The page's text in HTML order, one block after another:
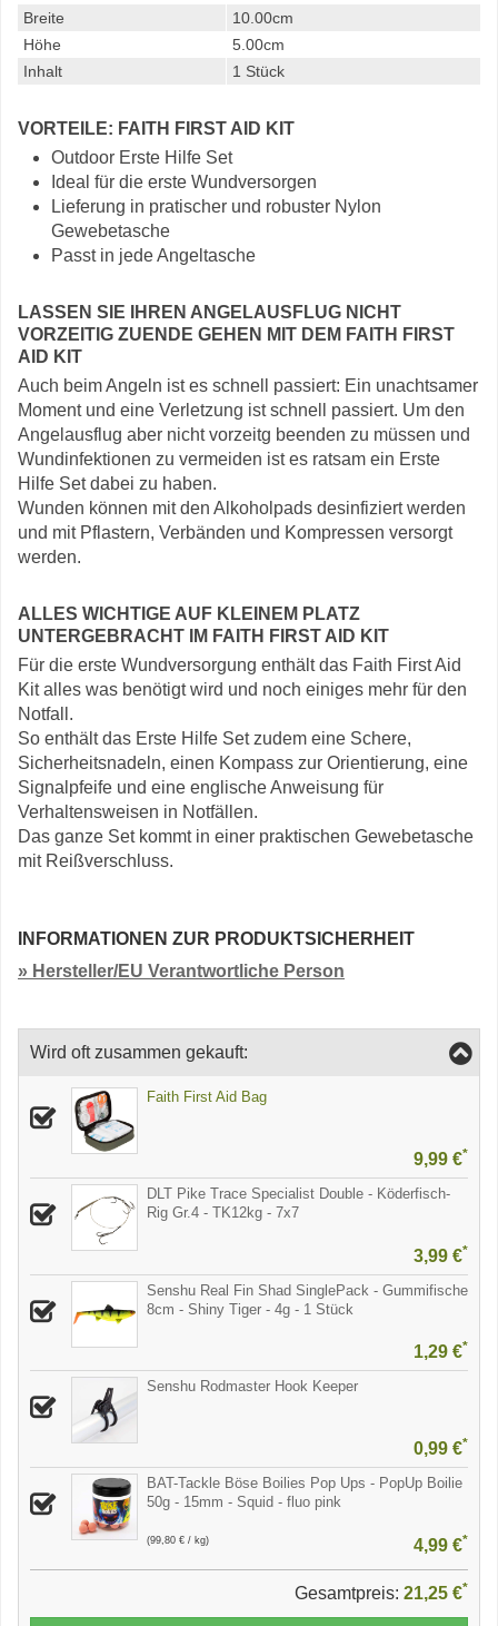
Breite
10.00cm
Höhe
5.00cm
Inhalt
1 Stück
VORTEILE: FAITH FIRST AID KIT
Outdoor Erste Hilfe Set
Ideal für die erste Wundversorgen
Lieferung in pratischer und robuster Nylon
Gewebetasche
Passt in jede Angeltasche
LASSEN SIE IHREN ANGELAUSFLUG NICHT
VORZEITIG ZUENDE GEHEN MIT DEM FAITH FIRST
AID KIT
Auch beim Angeln ist es schnell passiert: Ein unachtsamer
Moment und eine Verletzung ist schnell passiert. Um den
Angelausflug aber nicht vorzeitg beenden zu müssen und
Wundinfektionen zu vermeiden ist es ratsam ein Erste
Hilfe Set dabei zu haben.
Wunden können mit den Alkoholpads desinfiziert werden
und mit Pflastern, Verbänden und Kompressen versorgt
werden.
ALLES WICHTIGE AUF KLEINEM PLATZ
UNTERGEBRACHT IM FAITH FIRST AID KIT
Für die erste Wundversorgung enthält das Faith First Aid
Kit alles was benötigt wird und noch einiges mehr für den
Notfall.
So enthält das Erste Hilfe Set zudem eine Schere,
Sicherheitsnadeln, einen Kompass zur Orientierung, eine
Signalpfeife und eine englische Anweisung für
Verhaltensweisen in Notfällen.
Das ganze Set kommt in einer praktischen Gewebetasche
mit Reißverschluss.
INFORMATIONEN ZUR PRODUKTSICHERHEIT
» Hersteller/EU Verantwortliche Person
Wird oft zusammen gekauft:
Faith First Aid Bag
9,99 €*
DLT Pike Trace Specialist Double - Köderfisch-
Rig Gr.4 - TK12kg - 7x7
3,99 €*
Senshu Real Fin Shad SinglePack - Gummifische
8cm - Shiny Tiger - 4g - 1 Stück
1,29 €*
Senshu Rodmaster Hook Keeper
0,99 €*
BAT-Tackle Böse Boilies Pop Ups - PopUp Boilie
50g - 15mm - Squid - fluo pink
(99,80 € / kg) 4,99 €*
Gesamtpreis: 21,25 €*